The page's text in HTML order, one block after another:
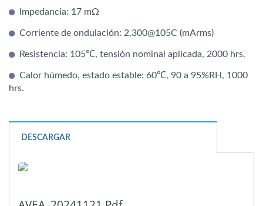
Impedancia: 17 mΩ
Corriente de ondulación: 2,300@105C (mArms)
Resistencia: 105℃, tensión nominal aplicada, 2000 hrs.
Calor húmedo, estado estable: 60℃, 90 a 95%RH, 1000
hrs.
DESCARGAR